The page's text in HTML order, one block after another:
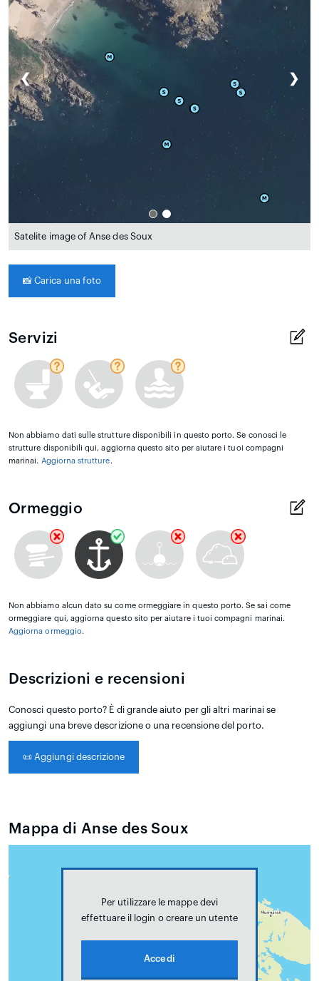
❮ ❯
Satelite image of Anse des Soux
📸 Carica una foto
Servizi
Non abbiamo dati sulle strutture disponibili in questo porto. Se conosci le
strutture disponibili qui, aggiorna questo sito per aiutare i tuoi compagni
marinai. Aggiorna strutture.
Ormeggio
Non abbiamo alcun dato su come ormeggiare in questo porto. Se sai come
ormeggiare qui, aggiorna questo sito per aiutare i tuoi compagni marinai.
Aggiorna ormeggio.
Descrizioni e recensioni
Conosci questo porto? È di grande aiuto per gli altri marinai se
aggiungi una breve descrizione o una recensione del porto.
📜 Aggiungi descrizione
Mappa di Anse des Soux
Per utilizzare le mappe devi
effettuare il login o creare un utente
Accedi